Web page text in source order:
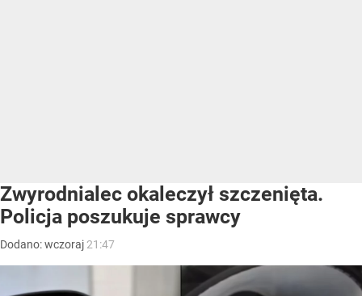
Zwyrodnialec okaleczył szczenięta.
Policja poszukuje sprawcy
Dodano:wczoraj 21:47